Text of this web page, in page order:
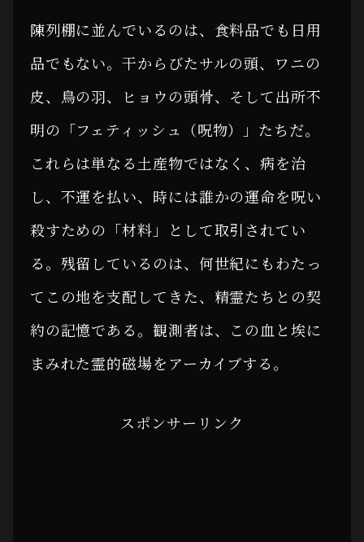
陳列棚に並んでいるのは、食料品でも日用
品でもない。干からびたサルの頭、ワニの
皮、鳥の羽、ヒョウの頭骨、そして出所不
明の「フェティッシュ（呪物）」たちだ。
これらは単なる土産物ではなく、病を治
し、不運を払い、時には誰かの運命を呪い
殺すための「材料」として取引されてい
る。残留しているのは、何世紀にもわたっ
てこの地を支配してきた、精霊たちとの契
約の記憶である。観測者は、この血と埃に
まみれた霊的磁場をアーカイブする。
スポンサーリンク